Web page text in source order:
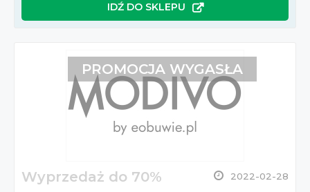
IDŹ DO SKLEPU
Wyprzedaż do 70% 2022-02-28
PROMOCJA WYGASŁA